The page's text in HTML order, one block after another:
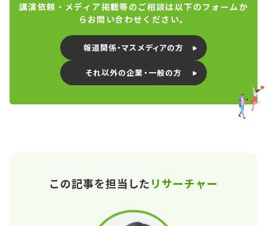
講演依頼・メディア掲載等のご相談は以下のフォームか
らお問い合わせください。
報道関係・マスメディアの方
それ以外の企業・一般の方
この記事を担当したリサーチャー